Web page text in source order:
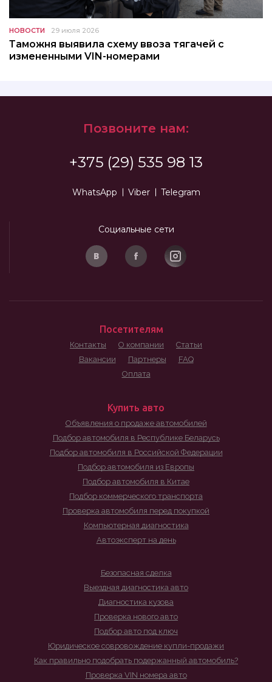
НОВОСТИ 29 июля 2026
Таможня выявила схему ввоза тягачей с
измененными VIN-номерами
Позвоните нам:
+375 (29) 535 98 13
WhatsApp Viber Telegram
Социальные сети
Посетителям
Контакты О компании
Статьи
Вакансии
Партнеры
FAQ
Оплата
Купить авто
Объявления о продаже автомобилей
Подбор автомобиля в Республике Беларусь
Подбор автомобиля в Российской Федерации
Подбор автомобиля из Европы
Подбор автомобиля в Китае
Подбор коммерческого транспорта
Проверка автомобиля перед покупкой
Компьютерная диагностика
Автоэксперт на день
Безопасная сделка
Выездная диагностика авто
Диагностика кузова
Проверка нового авто
Подбор авто под ключ
Юридическое совровождение купли-продажи
Как правильно подобрать подержанный автомобиль?
Проверка VIN номера авто